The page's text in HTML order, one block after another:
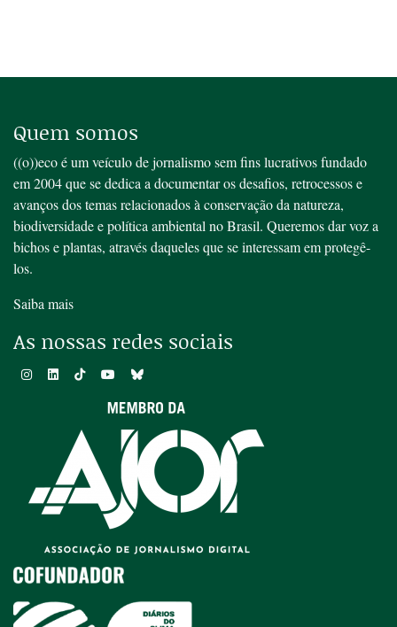
Quem somos
((o))eco é um veículo de jornalismo sem fins lucrativos fundado
em 2004 que se dedica a documentar os desafios, retrocessos e
avanços dos temas relacionados à conservação da natureza,
biodiversidade e política ambiental no Brasil. Queremos dar voz a
bichos e plantas, através daqueles que se interessam em protegê-
los.
Saiba mais
As nossas redes sociais